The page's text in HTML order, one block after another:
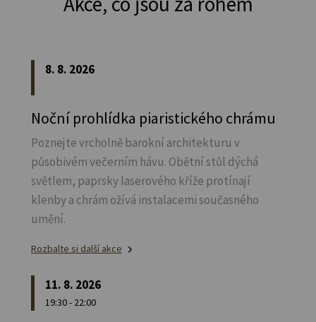
8. 8. 2026
Noční prohlídka piaristického chrámu
Poznejte vrcholně barokní architekturu v
působivém večerním hávu. Obětní stůl dýchá
světlem, paprsky laserového kříže protínají
klenby a chrám ožívá instalacemi současného
umění.
Rozbalte si další akce
11. 8. 2026
19:30 - 22:00